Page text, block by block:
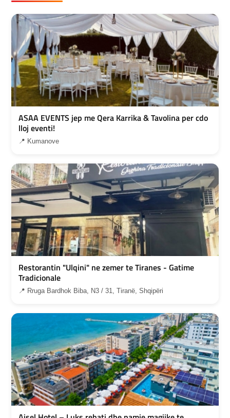
ASAA EVENTS jep me Qera Karrika & Tavolina per cdo
lloj eventi!
📍 Kumanove
Restorantin "Ulqini" ne zemer te Tiranes - Gatime
Tradicionale
📍 Rruga Bardhok Biba, N3 / 31, Tiranë, Shqipëri